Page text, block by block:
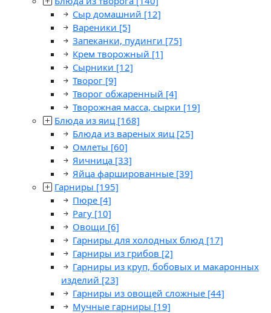
Сыр домашний [12]
Вареники [5]
Запеканки, пудинги [75]
Крем творожный [1]
Сырники [12]
Творог [9]
Творог обжаренный [4]
Творожная масса, сырки [19]
Блюда из яиц [168]
Блюда из вареных яиц [25]
Омлеты [60]
Яичница [33]
Яйца фаршированные [39]
Гарниры [195]
Пюре [4]
Рагу [10]
Овощи [6]
Гарниры для холодных блюд [17]
Гарниры из грибов [2]
Гарниры из круп, бобовых и макаронных
изделий [23]
Гарниры из овощей сложные [44]
Мучные гарниры [19]